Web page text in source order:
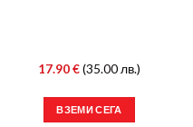
17.90€(35.00 лв.)
ВЗЕМИ СЕГА